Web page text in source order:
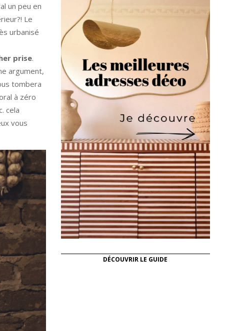
un peu en
Le
urbanisé
prise.
argument,
tombera
à zéro
cela
vous
DÉCOUVRIR LE GUIDE